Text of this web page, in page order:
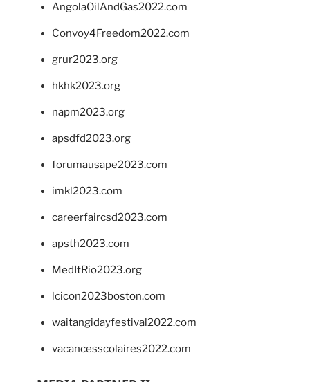
AngolaOilAndGas2022.com
Convoy4Freedom2022.com
grur2023.org
hkhk2023.org
napm2023.org
apsdfd2023.org
forumausape2023.com
imkl2023.com
careerfaircsd2023.com
apsth2023.com
MedItRio2023.org
lcicon2023boston.com
waitangidayfestival2022.com
vacancesscolaires2022.com